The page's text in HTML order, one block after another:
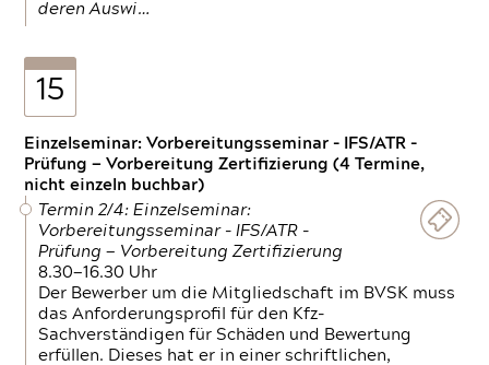
deren Auswi…
15
Einzelseminar: Vorbereitungsseminar - IFS/ATR -
Prüfung — Vorbereitung Zertifizierung (4 Termine,
nicht einzeln buchbar)
Termin 2/4: Einzelseminar:
Vorbereitungsseminar - IFS/ATR -
Prüfung — Vorbereitung Zertifizierung
8.30—16.30 Uhr
Der Bewerber um die Mitgliedschaft im BVSK muss
das Anforderungsprofil für den Kfz-
Sachverständigen für Schäden und Bewertung
erfüllen. Dieses hat er in einer schriftlichen,